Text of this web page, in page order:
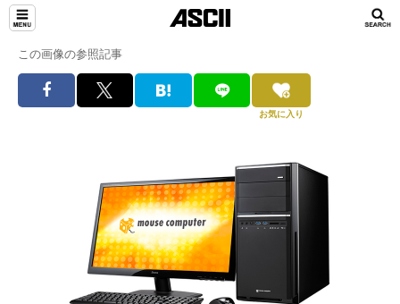
この画像の参照記事
お気に入り